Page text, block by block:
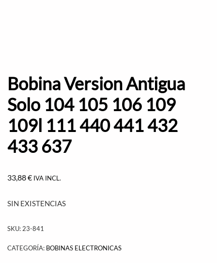
Bobina Version Antigua
Solo 104 105 106 109
109l 111 440 441 432
433 637
33,88€ IVA INCL.
SIN EXISTENCIAS
SKU: 23-841
CATEGORÍA: BOBINAS ELECTRONICAS